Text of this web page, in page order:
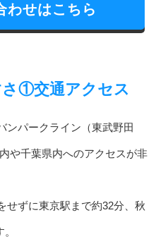
わせはこちら
①交通アクセス
ンパークライン（東武野田
や千葉県内へのアクセスが非
せずに東京駅まで約32分、秋